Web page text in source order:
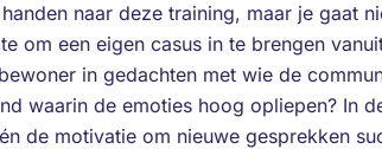
naar deze training, maar je gaat
om een eigen casus in te brengen
in gedachten met wie de
waarin de emoties hoog opliepen? In
de motivatie om nieuwe gesprekken